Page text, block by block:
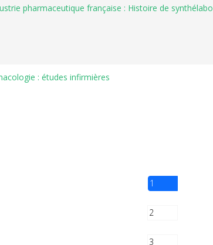
pharmaceutique française : Histoire de synthélabo
: études infirmières
1
2
3